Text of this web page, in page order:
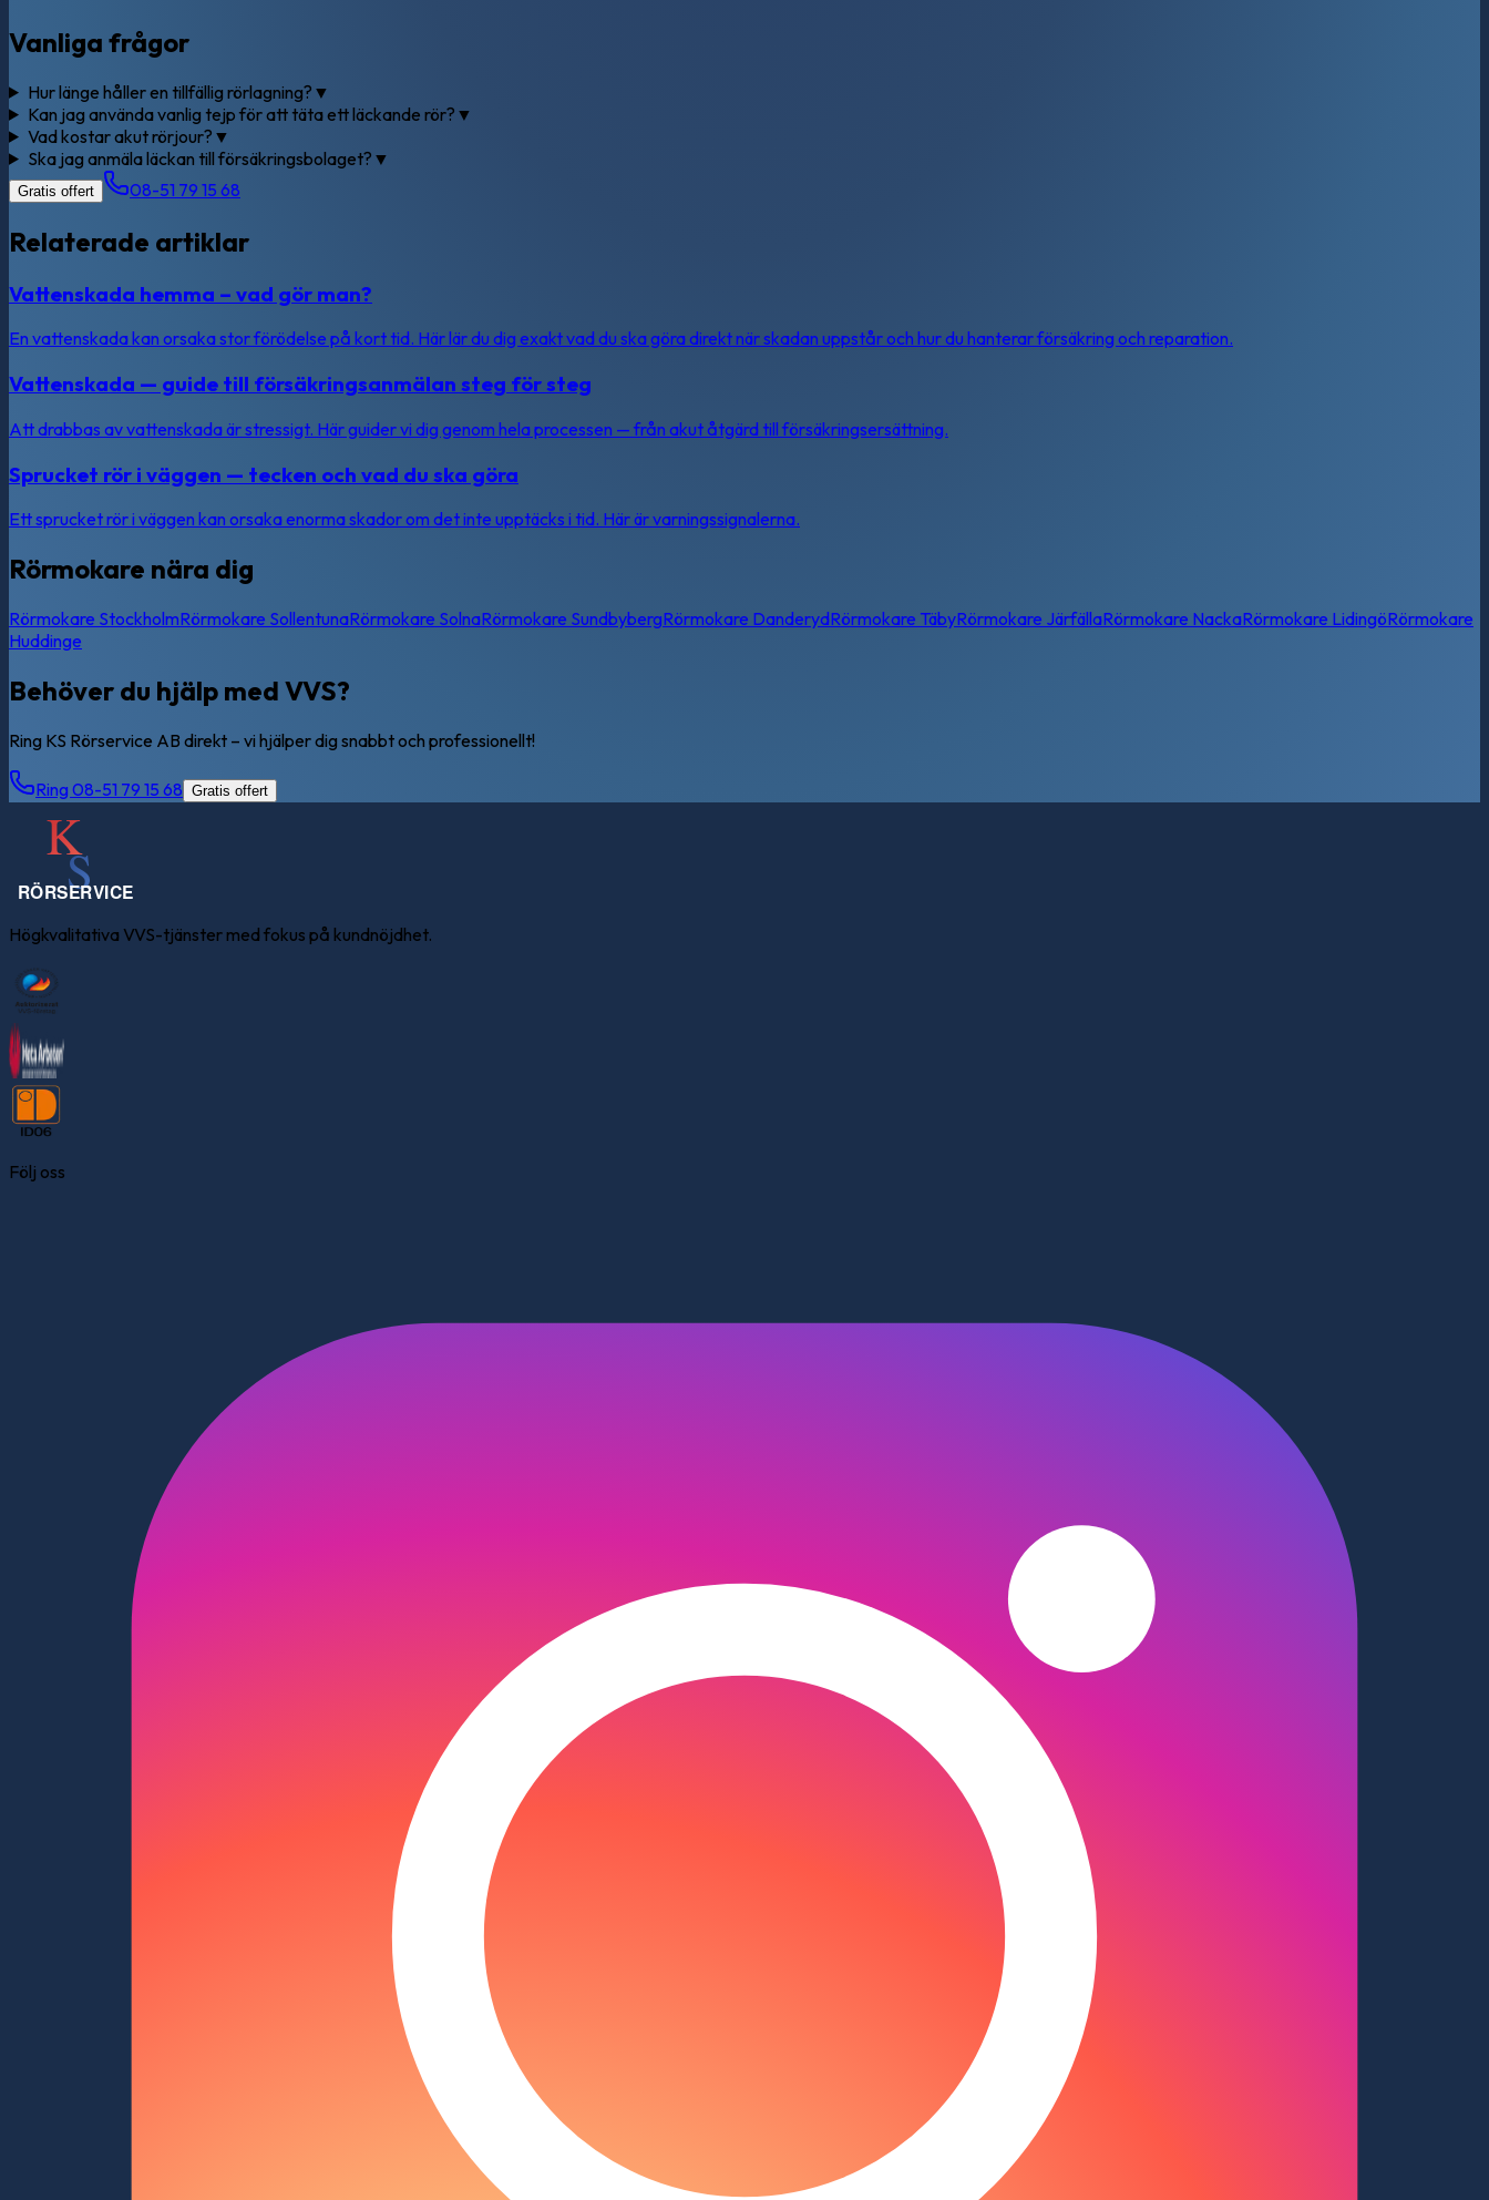
Vanliga frågor
Hur länge håller en tillfällig rörlagning? ▼
Kan jag använda vanlig tejp för att täta ett läckande rör? ▼
Vad kostar akut rörjour? ▼
Ska jag anmäla läckan till försäkringsbolaget? ▼
Gratis offert 08-51 79 15 68
Relaterade artiklar
Vattenskada hemma – vad gör man?
En vattenskada kan orsaka stor förödelse på kort tid. Här lär du dig exakt vad du ska göra direkt när skadan uppstår och hur du hanterar försäkring och reparation.
Vattenskada — guide till försäkringsanmälan steg för steg
Att drabbas av vattenskada är stressigt. Här guider vi dig genom hela processen — från akut åtgärd till försäkringsersättning.
Sprucket rör i väggen — tecken och vad du ska göra
Ett sprucket rör i väggen kan orsaka enorma skador om det inte upptäcks i tid. Här är varningssignalerna.
Rörmokare nära dig
Rörmokare StockholmRörmokare SollentunaRörmokare SolnaRörmokare SundbybergRörmokare DanderydRörmokare TäbyRörmokare JärfällaRörmokare NackaRörmokare LidingöRörmokare
Huddinge
Behöver du hjälp med VVS?
Ring KS Rörservice AB direkt – vi hjälper dig snabbt och professionellt!
Ring 08-51 79 15 68 Gratis offert
Högkvalitativa VVS-tjänster med fokus på kundnöjdhet.
Följ oss